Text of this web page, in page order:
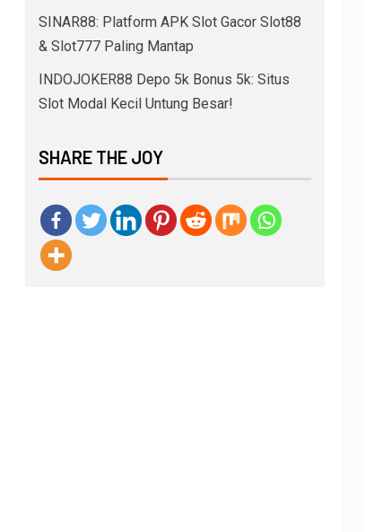
SINAR88: Platform APK Slot Gacor Slot88
& Slot777 Paling Mantap
INDOJOKER88 Depo 5k Bonus 5k: Situs
Slot Modal Kecil Untung Besar!
SHARE THE JOY